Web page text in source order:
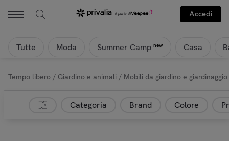
Accedi
Tutte Moda Summer Camp new Casa
Tempo libero / Giardino e animali / Mobili da giardino e giardinaggio
Categoria Brand Colore